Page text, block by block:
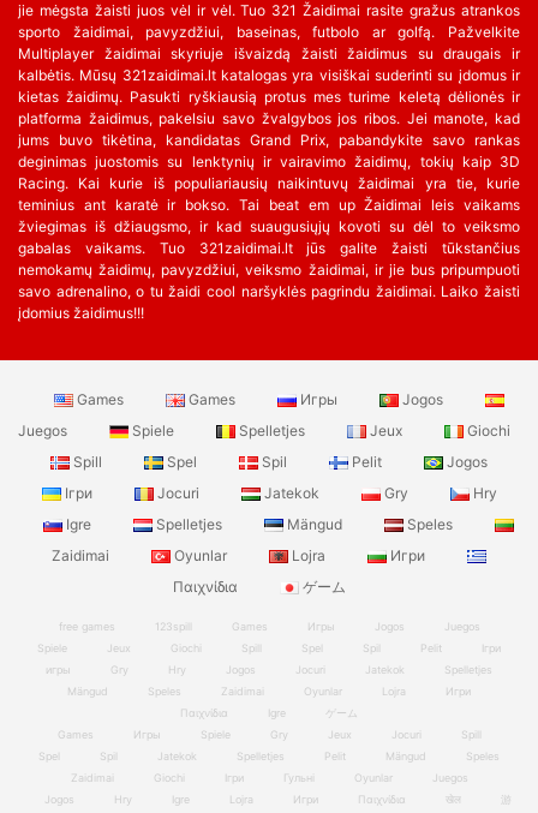
jie mėgsta žaisti juos vėl ir vėl. Tuo 321 Žaidimai rasite gražus atrankos
sporto žaidimai, pavyzdžiui, baseinas, futbolo ar golfą. Pažvelkite
Multiplayer žaidimai skyriuje išvaizdą žaisti žaidimus su draugais ir
kalbėtis. Mūsų 321zaidimai.lt katalogas yra visiškai suderinti su įdomus ir
kietas žaidimų. Pasukti ryškiausią protus mes turime keletą dėlionės ir
platforma žaidimus, pakelsiu savo žvalgybos jos ribos. Jei manote, kad
jums buvo tikėtina, kandidatas Grand Prix, pabandykite savo rankas
deginimas juostomis su lenktynių ir vairavimo žaidimų, tokių kaip 3D
Racing. Kai kurie iš populiariausių naikintuvų žaidimai yra tie, kurie
teminius ant karatė ir bokso. Tai beat em up Žaidimai leis vaikams
žviegimas iš džiaugsmo, ir kad suaugusiųjų kovoti su dėl to veiksmo
gabalas vaikams. Tuo 321zaidimai.lt jūs galite žaisti tūkstančius
nemokamų žaidimų, pavyzdžiui, veiksmo žaidimai, ir jie bus pripumpuoti
savo adrenalino, o tu žaidi cool naršyklės pagrindu žaidimai. Laiko žaisti
įdomius žaidimus!!!
Games Games Игры
Jogos
Juegos
Spiele Spelletjes Jeux
Giochi
Spill
Spel Spil Pelit
Jogos
Ігри
Jocuri Jatekok Gry
Hry
Igre
Spelletjes Mängud
Speles
Zaidimai
Oyunlar Lojra
Игри
Παιχνίδια
ゲーム
free games 123spill Games Игры Jogos
Juegos
Spiele
Jeux Giochi Spill Spel Spil Pelit
Ігри
игры
Gry Hry Jogos Jocuri Jatekok
Spelletjes
Mängud
Speles Zaidimai Oyunlar Lojra
Игри
Παιχνίδια
Igre
ゲーム
Games
Игры Spiele Gry Jeux Jocuri
Spill
Spel
Spil Jatekok Spelletjes Pelit Mängud
Speles
Zaidimai
Giochi Ігри Гульні Oyunlar
Juegos
Jogos
Hry Igre Lojra Игри Παιχνίδια खेल 游